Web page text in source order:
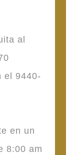
al
el 9440-
en un
8:00 am